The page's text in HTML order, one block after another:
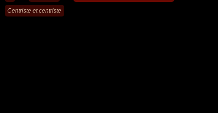
Centriste et centriste